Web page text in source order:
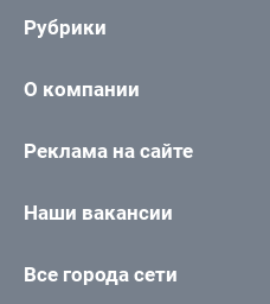
Рубрики
О компании
Реклама на сайте
Наши вакансии
Все города сети